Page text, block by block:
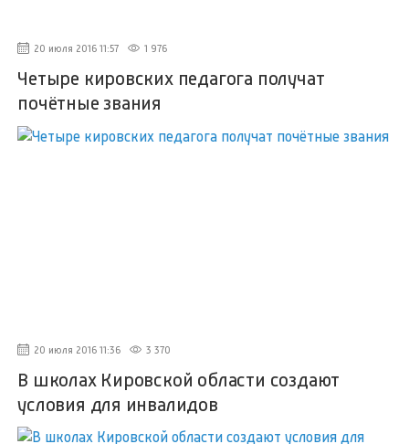
20 июля 2016 11:57 1 976
Четыре кировских педагога получат
почётные звания
20 июля 2016 11:36 3 370
В школах Кировской области создают
условия для инвалидов